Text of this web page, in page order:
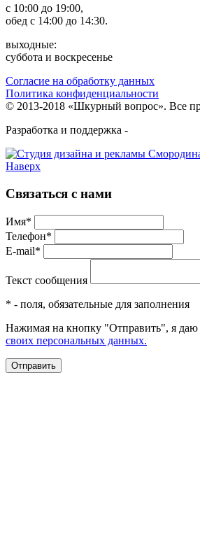
с 10:00 до 19:00,
обед с 14:00 до 14:30.
выходные:
суббота и воскресенье
Согласие на обработку данных
Политика конфиденциальности
© 2013-2018 «Шкурный вопрос». Все
Разработка и поддержка -
Наверх
Связаться с нами
Имя*
Телефон*
E-mail*
Текст сообщения
* - поля, обязательные для заполнения
Нажимая на кнопку "Отправить", я даю
своих персональных данных.